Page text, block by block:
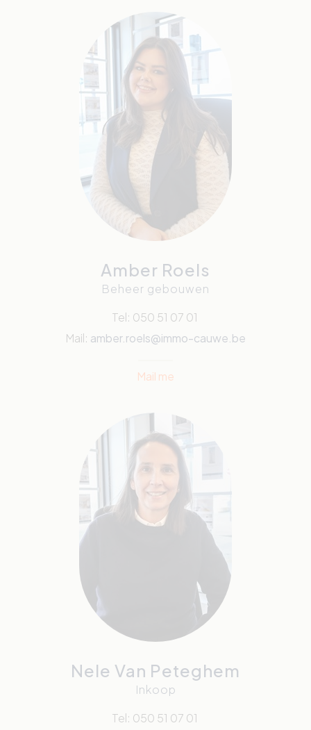
Amber Roels
Beheer gebouwen
Tel: 050 51 07 01
Mail: amber.roels@immo-cauwe.be
Mail me
Nele Van Peteghem
Inkoop
Tel: 050 51 07 01